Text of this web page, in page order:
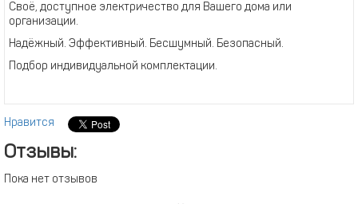
Своё, доступное электричество для Вашего дома или
организации.
Надёжный. Эффективный. Бесшумный. Безопасный.
Подбор индивидуальной комплектации.
Нравится
Отзывы:
Пока нет отзывов